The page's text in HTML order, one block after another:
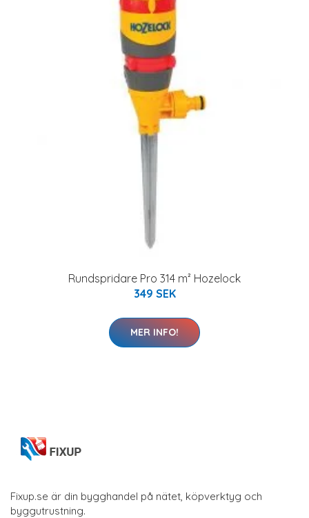
Rundspridare Pro 314 m² Hozelock
349 SEK
MER INFO!
Fixup.se är din bygghandel på nätet, köpverktyg och
byggutrustning.